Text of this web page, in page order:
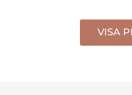
VISA